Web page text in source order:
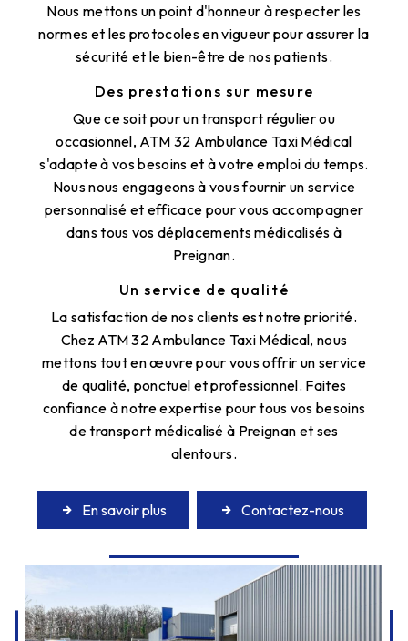
Nous mettons un point d'honneur à respecter les
normes et les protocoles en vigueur pour assurer la
sécurité et le bien-être de nos patients.
Des prestations sur mesure
Que ce soit pour un transport régulier ou
occasionnel, ATM 32 Ambulance Taxi Médical
s'adapte à vos besoins et à votre emploi du temps.
Nous nous engageons à vous fournir un service
personnalisé et efficace pour vous accompagner
dans tous vos déplacements médicalisés à
Preignan.
Un service de qualité
La satisfaction de nos clients est notre priorité.
Chez ATM 32 Ambulance Taxi Médical, nous
mettons tout en œuvre pour vous offrir un service
de qualité, ponctuel et professionnel. Faites
confiance à notre expertise pour tous vos besoins
de transport médicalisé à Preignan et ses
alentours.
En savoir plus Contactez-nous